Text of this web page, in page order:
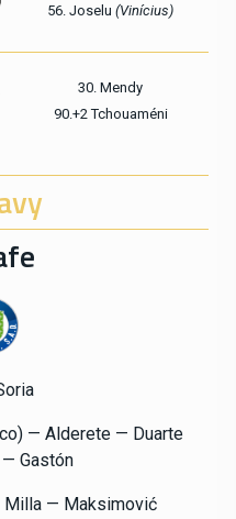
56. Joselu (Vinícius)
30. Mendy
90.+2 Tchouaméni
— Alderete — Duarte
Gastón
Milla — Maksimović